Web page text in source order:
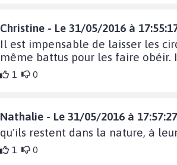
Christine - Le 31/05/2016 à
Il est impensable de laisser les
même battus pour les faire obéir.
1 0
Nathalie - Le 31/05/2016 à 17:57:27
qu'ils restent dans la nature, à
1 0